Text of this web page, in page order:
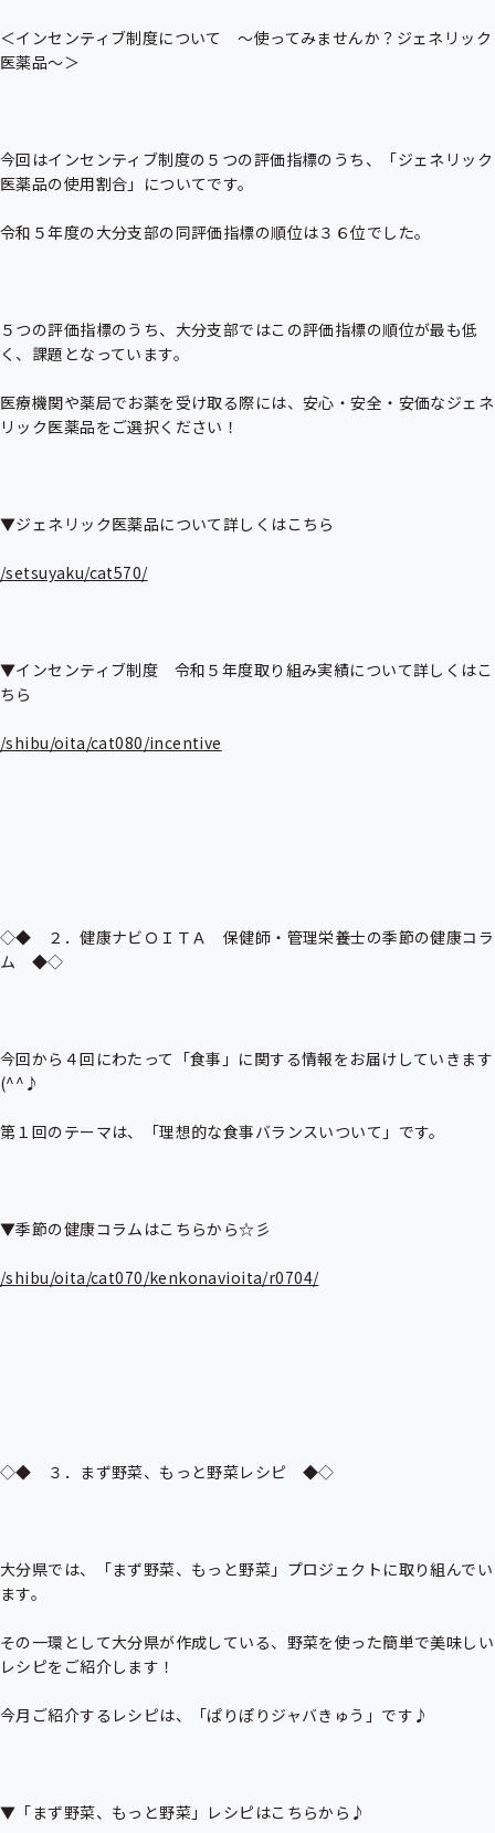
＜インセンティブ制度について　～使ってみませんか？ジェネリック
医薬品～＞
今回はインセンティブ制度の５つの評価指標のうち、「ジェネリック
医薬品の使用割合」についてです。
令和５年度の大分支部の同評価指標の順位は３６位でした。
５つの評価指標のうち、大分支部ではこの評価指標の順位が最も低
く、課題となっています。
医療機関や薬局でお薬を受け取る際には、安心・安全・安価なジェネ
リック医薬品をご選択ください！
▼ジェネリック医薬品について詳しくはこちら
/setsuyaku/cat570/
▼インセンティブ制度　令和５年度取り組み実績について詳しくはこ
ちら
/shibu/oita/cat080/incentive
◇◆　２．健康ナビＯＩＴＡ　保健師・管理栄養士の季節の健康コラ
ム　◆◇
今回から４回にわたって「食事」に関する情報をお届けしていきます
(^^♪
第１回のテーマは、「理想的な食事バランスいついて」です。
▼季節の健康コラムはこちらから☆彡
/shibu/oita/cat070/kenkonavioita/r0704/
◇◆　３．まず野菜、もっと野菜レシピ　◆◇
大分県では、「まず野菜、もっと野菜」プロジェクトに取り組んでい
ます。
その一環として大分県が作成している、野菜を使った簡単で美味しい
レシピをご紹介します！
今月ご紹介するレシピは、「ぱりぽりジャバきゅう」です♪
▼「まず野菜、もっと野菜」レシピはこちらから♪